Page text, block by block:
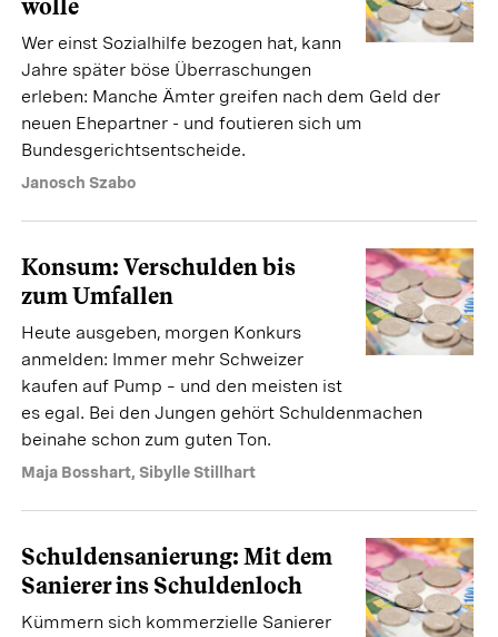
wolle
Wer einst Sozialhilfe bezogen hat, kann
Jahre später böse Überraschungen
erleben: Manche Ämter greifen nach dem Geld der
neuen Ehepartner - und foutieren sich um
Bundesgerichtsentscheide.
Janosch Szabo
Konsum: Verschulden bis
zum Umfallen
Heute ausgeben, morgen Konkurs
anmelden: Immer mehr Schweizer
kaufen auf Pump – und den meisten ist
es egal. Bei den Jungen gehört Schuldenmachen
beinahe schon zum guten Ton.
Maja Bosshart, Sibylle Stillhart
Schuldensanierung: Mit dem
Sanierer ins Schuldenloch
Kümmern sich kommerzielle Sanierer